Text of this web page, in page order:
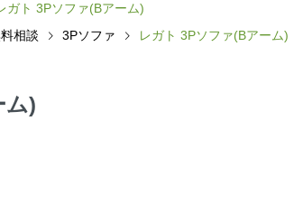
ガト 3Pソファ(Bアーム)
相談
3Pソファ レガト 3Pソファ(Bアーム)
ム)